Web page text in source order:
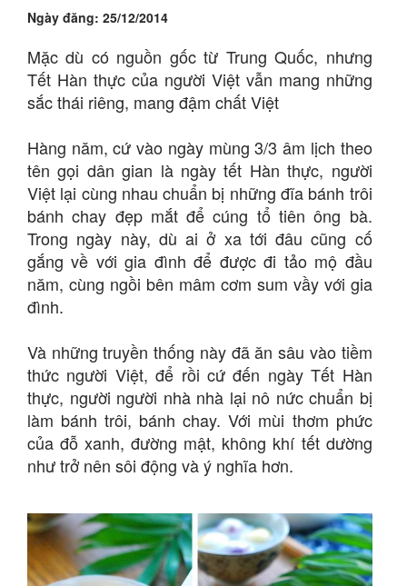
Ngày đăng: 25/12/2014
Mặc dù có nguồn gốc từ Trung Quốc, nhưng
Tết Hàn thực của người Việt vẫn mang những
sắc thái riêng, mang đậm chất Việt
Hàng năm, cứ vào ngày mùng 3/3 âm lịch theo
tên gọi dân gian là ngày tết Hàn thực, người
Việt lại cùng nhau chuẩn bị những đĩa bánh trôi
bánh chay đẹp mắt để cúng tổ tiên ông bà.
Trong ngày này, dù ai ở xa tới đâu cũng cố
gắng về với gia đình để được đi tảo mộ đầu
năm, cùng ngồi bên mâm cơm sum vầy với gia
đình.
Và những truyền thống này đã ăn sâu vào tiềm
thức người Việt, để rồi cứ đến ngày Tết Hàn
thực, người người nhà nhà lại nô nức chuẩn bị
làm bánh trôi, bánh chay. Với mùi thơm phức
của đỗ xanh, đường mật, không khí tết dường
như trở nên sôi động và ý nghĩa hơn.